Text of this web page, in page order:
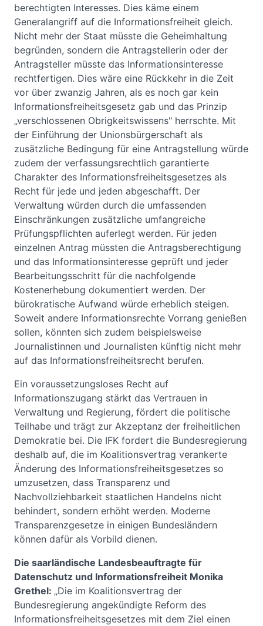
berechtigten Interesses. Dies käme einem
Generalangriff auf die Informationsfreiheit gleich.
Nicht mehr der Staat müsste die Geheimhaltung
begründen, sondern die Antragstellerin oder der
Antragsteller müsste das Informationsinteresse
rechtfertigen. Dies wäre eine Rückkehr in die Zeit
vor über zwanzig Jahren, als es noch gar kein
Informationsfreiheitsgesetz gab und das Prinzip
„verschlossenen Obrigkeitswissens" herrschte. Mit
der Einführung der Unionsbürgerschaft als
zusätzliche Bedingung für eine Antragstellung würde
zudem der verfassungsrechtlich garantierte
Charakter des Informationsfreiheitsgesetzes als
Recht für jede und jeden abgeschafft. Der
Verwaltung würden durch die umfassenden
Einschränkungen zusätzliche umfangreiche
Prüfungspflichten auferlegt werden. Für jeden
einzelnen Antrag müssten die Antragsberechtigung
und das Informationsinteresse geprüft und jeder
Bearbeitungsschritt für die nachfolgende
Kostenerhebung dokumentiert werden. Der
bürokratische Aufwand würde erheblich steigen.
Soweit andere Informationsrechte Vorrang genießen
sollen, könnten sich zudem beispielsweise
Journalistinnen und Journalisten künftig nicht mehr
auf das Informationsfreiheitsrecht berufen.
Ein voraussetzungsloses Recht auf
Informationszugang stärkt das Vertrauen in
Verwaltung und Regierung, fördert die politische
Teilhabe und trägt zur Akzeptanz der freiheitlichen
Demokratie bei. Die IFK fordert die Bundesregierung
deshalb auf, die im Koalitionsvertrag verankerte
Änderung des Informationsfreiheitsgesetzes so
umzusetzen, dass Transparenz und
Nachvollziehbarkeit staatlichen Handelns nicht
behindert, sondern erhöht werden. Moderne
Transparenzgesetze in einigen Bundesländern
können dafür als Vorbild dienen.
Die saarländische Landesbeauftragte für
Datenschutz und Informationsfreiheit Monika
Grethel: „Die im Koalitionsvertrag der
Bundesregierung angekündigte Reform des
Informationsfreiheitsgesetzes mit dem Ziel einen